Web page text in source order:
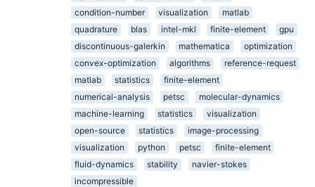
condition-number
visualization
matlab
quadrature
blas intel-mkl finite-element
gpu
discontinuous-galerkin
mathematica
optimization
convex-optimization
algorithms
reference-request
matlab
statistics
finite-element
numerical-analysis
petsc
molecular-dynamics
machine-learning
statistics
visualization
open-source
statistics
image-processing
visualization
python petsc
finite-element
fluid-dynamics
stability
navier-stokes
incompressible